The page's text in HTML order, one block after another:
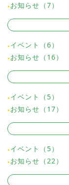
お知らせ（7）
イベント（6）
お知らせ（16）
イベント（5）
お知らせ（17）
イベント（5）
お知らせ（22）